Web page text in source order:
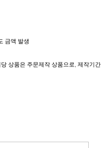
금액 발생
상품은 주문제작 상품으로, 제작기간